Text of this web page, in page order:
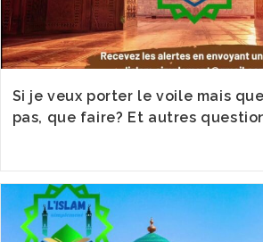
Si je veux porter le voile mais
pas, que faire? Et autres